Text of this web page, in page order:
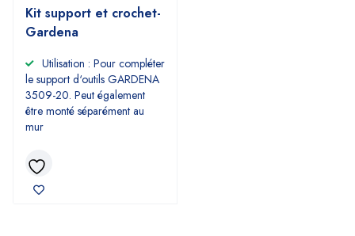
Kit support et crochet-
Gardena
Utilisation : Pour compléter
le support d‘outils GARDENA
3509-20. Peut également
être monté séparément au
mur